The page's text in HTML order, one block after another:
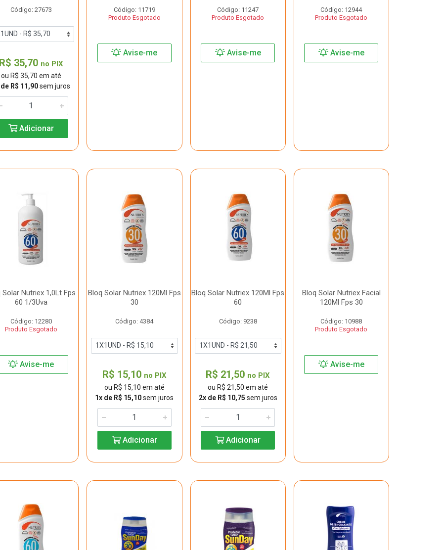
Código: 27673
35,70 no PIX
ou R$ 35,70 em até
R$ 11,90sem juros
Adicionar
Código: 11719
Produto Esgotado
Avise-me
Código: 11247
Produto Esgotado
Avise-me
Código: 12944
Produto Esgotado
Avise-me
Solar Nutriex 1,0Lt Fps
60 1/3Uva
Código: 12280
Produto Esgotado
Avise-me
Bloq Solar Nutriex 120Ml Fps
30
Código: 4384
R$ 15,10 no PIX
ou R$ 15,10 em até
1x de R$ 15,10sem juros
Adicionar
Bloq Solar Nutriex 120Ml Fps
60
Código: 9238
R$ 21,50 no PIX
ou R$ 21,50 em até
2x de R$ 10,75 sem juros
Adicionar
Bloq Solar Nutriex Facial
120Ml Fps 30
Código: 10988
Produto Esgotado
Avise-me